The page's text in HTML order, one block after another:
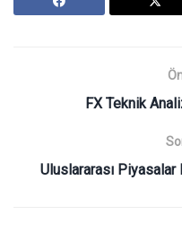
FX Teknik
Uluslararası Piyasalar